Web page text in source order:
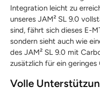
Integration leicht zu
unseres JAM² SL 9.0
sind, fährt sich dieses E-
sondern sieht auch wie
des JAM² SL 9.0 mit
zusätzlich für ein geringes
Volle